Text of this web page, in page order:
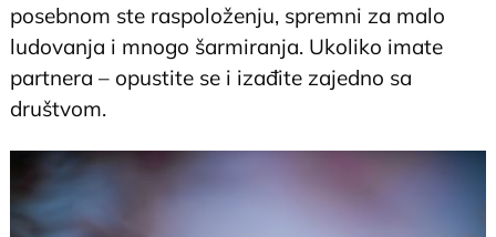
posebnom ste raspoloženju, spremni za malo
ludovanja i mnogo šarmiranja. Ukoliko imate
partnera – opustite se i izađite zajedno sa
društvom.